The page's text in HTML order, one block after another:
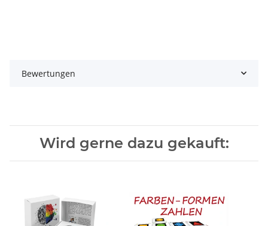
Bewertungen
Wird gerne dazu gekauft: